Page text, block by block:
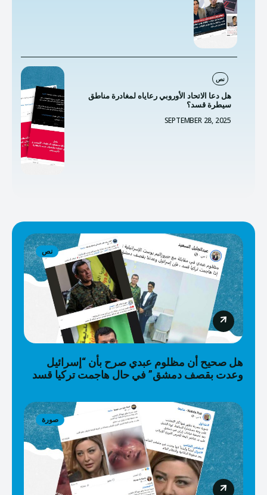
نص
هل دعا الاتحاد الأوروبي رعاياه لمغادرة مناطق
سيطرة قسد؟
SEPTEMBER 28, 2025
نص
هل صحيح أن مظلوم عبدي صرح بأن “إسرائيل
وعدت بقصف دمشق” في حال هاجمت تركيا قسد
صورة